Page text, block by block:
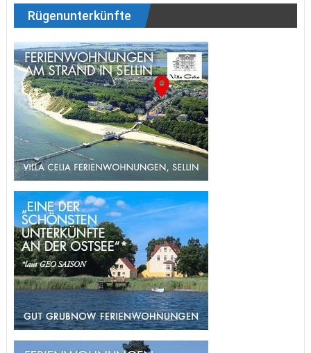
Rügenunterkünfte